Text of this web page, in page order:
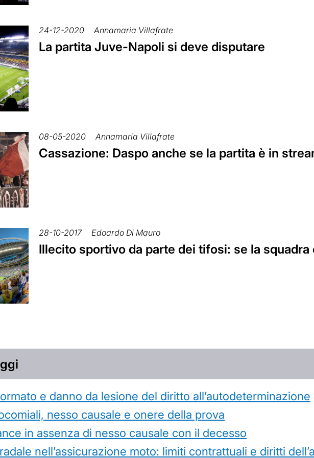
24-12-2020 Annamaria Villafrate
La partita Juve-Napoli si deve disputare
08-05-2020 Annamaria Villafrate
Cassazione: Daspo anche se la partita è in
28-10-2017 Edoardo Di Mauro
Illecito sportivo da parte dei tifosi: se la
e danno da lesione del diritto all’autodeterminazione
nesso causale e onere della prova
in assenza di nesso causale con il decesso
nell’assicurazione moto: limiti contrattuali e diritti